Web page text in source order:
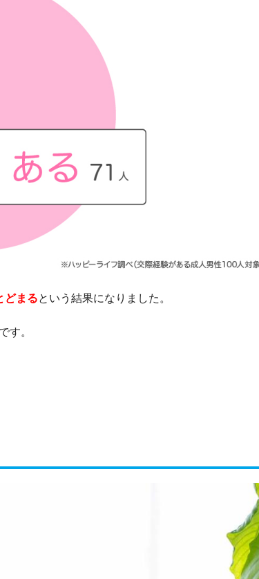
どまるという結果になりました。
す。